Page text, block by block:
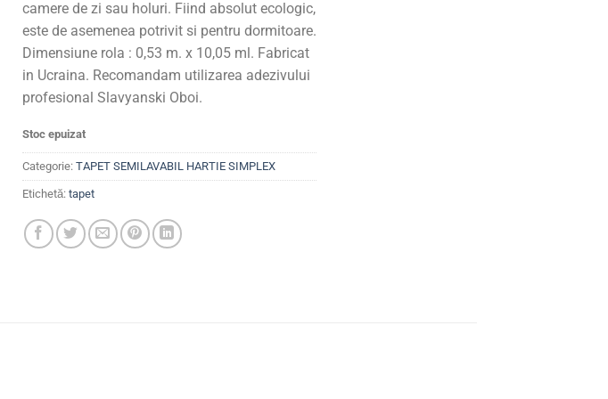
camere de zi sau holuri. Fiind absolut ecologic,
este de asemenea potrivit si pentru dormitoare.
Dimensiune rola : 0,53 m. x 10,05 ml. Fabricat
in Ucraina. Recomandam utilizarea adezivului
profesional Slavyanski Oboi.
Stoc epuizat
Categorie: TAPET SEMILAVABIL HARTIE SIMPLEX
Etichetă: tapet